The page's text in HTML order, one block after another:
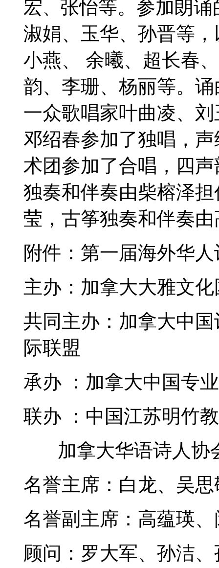
宏、 张怡等。 参加朗诵
淑娟、玉华、孙晋等
小燕、
余曦、超长春
韵、李珊、杨丽等。 诵
一众歌唱家叶曲凌、
邓绍春参加了独唱，
术团参加了合唱 ，四
独奏和伴奏由柴榕泽
莹，古筝独奏和伴奏
附件： 第一届海外华
主办：加拿大大雅文
共同主办：加拿大中
际联盟
承办
：加拿大中国专
联办
：中国江苏明竹
加拿大华语诗人协
名誉主席：白龙、吴思
名誉副主席：高蕴瑛
顾问：罗大军、孙洁